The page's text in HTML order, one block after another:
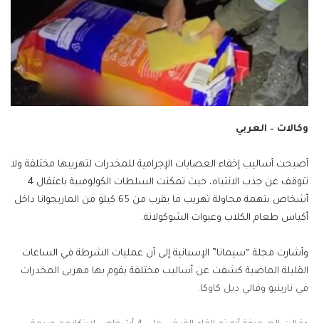
وكالات – العربي
أصبحت أساليب إخفاء العصابات الإجرامية للمخدرات لتهريبها مختلفة ولا
تتوقف عن جذب الانتباه، حيث تمكنت السلطات الكولومبية باعتقال 4
أشخاص بتهمة محاولة تهريب ما يقرب من 65 كيلو من الماريجوانا داخل
أكياس طعام الكلاب وعبوات الشوكولاتة.
وأشارت مجلة “سيمانا” الإسبانية إلى أن عمليات الشرطة في الساعات
القليلة الماضية كشفت عن أساليب مختلفة يقوم بها مهربى المخدرات
في نارينيو وفالي ديل كاوكا.